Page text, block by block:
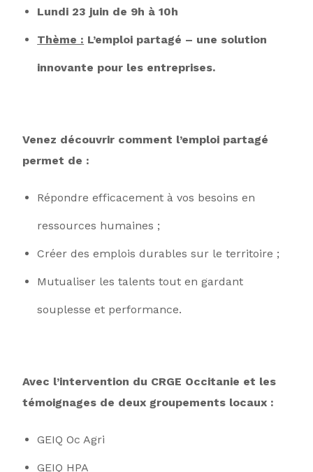
Lundi 23 juin de 9h à 10h
Thème : L’emploi partagé – une solution
innovante pour les entreprises.
Venez découvrir comment l’emploi partagé
permet de :
Répondre efficacement à vos besoins en
ressources humaines ;
Créer des emplois durables sur le territoire ;
Mutualiser les talents tout en gardant
souplesse et performance.
Avec l’intervention du CRGE Occitanie et les
témoignages de deux groupements locaux :
GEIQ Oc Agri
GEIQ HPA